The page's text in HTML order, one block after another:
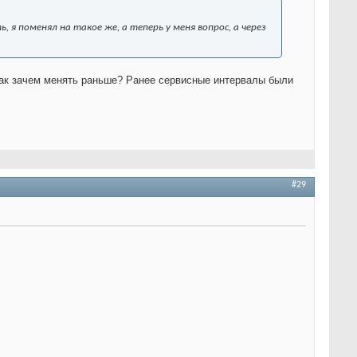
я поменял на такое же, а теперь у меня вопрос, а через
зачем менять раньше? Ранее сервисные интервалы были
#29